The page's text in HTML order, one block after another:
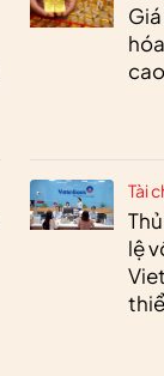
Tài
lệ